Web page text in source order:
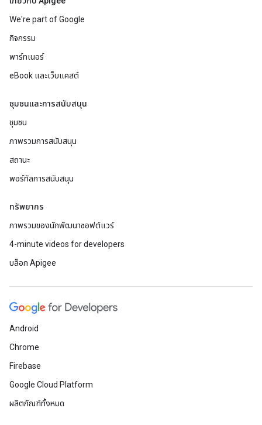
We're part of Google
กิจกรรม
พาร์ทเนอร์
eBook และเว็บแคสต์
ชุมชนและการสนับสนุน
ชุมชน
ภาพรวมการสนับสนุน
สถานะ
พอร์ทัลการสนับสนุน
ทรัพยากร
ภาพรวมของนักพัฒนาซอฟต์แวร์
4-minute videos for developers
บล็อก Apigee
Android
Chrome
Firebase
Google Cloud Platform
ผลิตภัณฑ์ทั้งหมด